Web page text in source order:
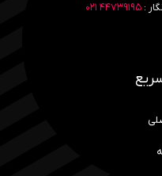
:۴۴۷۳۹۱۹۵ ۰۲۱